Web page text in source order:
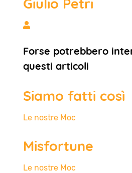
Giulio Petri
Forse potrebbero
questi articoli
Siamo fatti così
Le nostre Moc
Misfortune
Le nostre Moc